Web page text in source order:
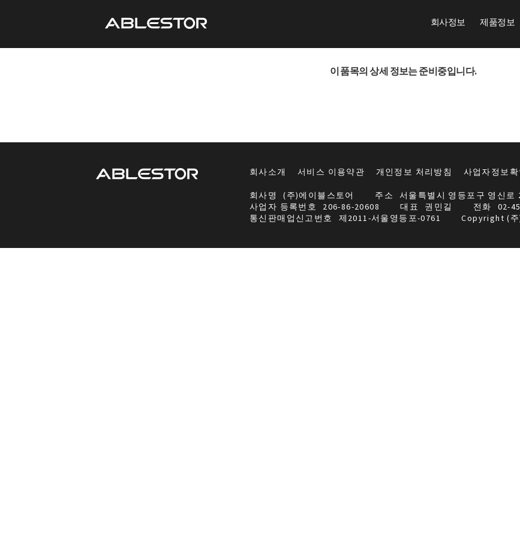
회사정보 제품정보
이 품목의 상세 정보는 준비중입니다.
회사소개 서비스 이용약관 개인정보 처리방침 사업자정보확
회사명 (주)에이블스토어 주소
서울특별시 영등포구 영신로
사업자 등록번호
206-86-20608 대표 권민길 전화 02-
통신판매업신고번호
제2011-서울영등포-0761 Copyright (